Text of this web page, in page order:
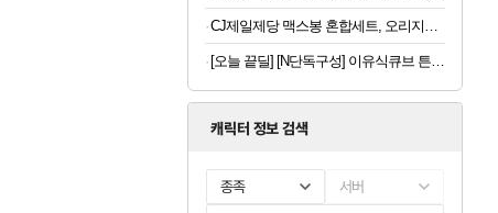
[오늘 끝딜] [N단독구성] 이유식큐브 튼튼이 웨이브킵 나눔용기 1700ml 3칸 4P + 290ml 4P
캐릭터 정보 검색
종족 서버